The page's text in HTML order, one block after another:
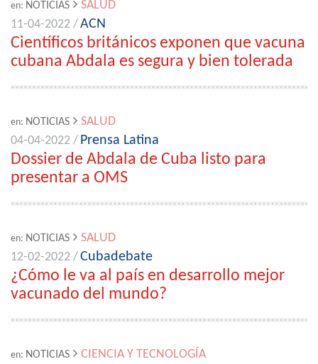
en: NOTICIAS
SALUD
11-04-2022 /ACN
Científicos británicos exponen que vacuna
cubana Abdala es segura y bien tolerada
en: NOTICIAS
SALUD
04-04-2022 / Prensa Latina
Dossier de Abdala de Cuba listo para
presentar a OMS
en: NOTICIAS
SALUD
12-02-2022 /Cubadebate
¿Cómo le va al país en desarrollo mejor
vacunado del mundo?
en: NOTICIAS
CIENCIA Y TECNOLOGÍA